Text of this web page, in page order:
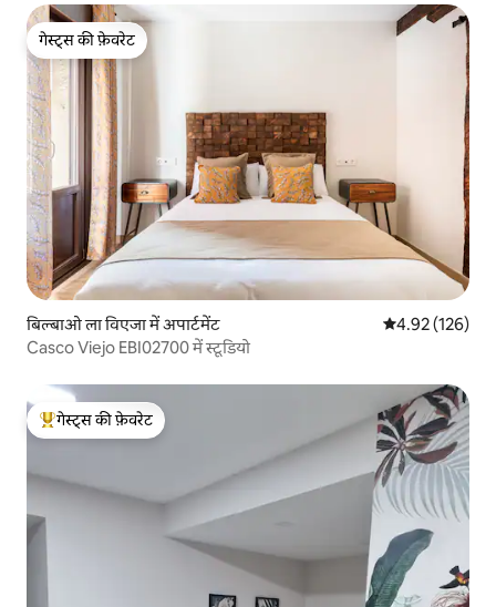
गेस्ट्स की फ़ेवरेट
गेस्ट्स की फ़ेवरेट
बिल्बाओ ला विएजा में अपार्टमेंट औसत रेटिंग 5 में से
4.92 (126)
Casco Viejo EBI02700 में स्टूडियो
गेस्ट्स का टॉप फ़ेवरेट
गेस्ट्स की फ़ेवरेट